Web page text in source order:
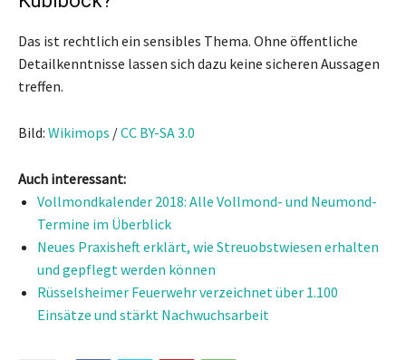
Das ist rechtlich ein sensibles Thema. Ohne öffentliche
Detailkenntnisse lassen sich dazu keine sicheren Aussagen
treffen.
Bild: Wikimops /CC BY-SA 3.0
Auch interessant:
Vollmondkalender 2018: Alle Vollmond- und Neumond-
Termine im Überblick
Neues Praxisheft erklärt, wie Streuobstwiesen erhalten
und gepflegt werden können
Rüsselsheimer Feuerwehr verzeichnet über 1.100
Einsätze und stärkt Nachwuchsarbeit